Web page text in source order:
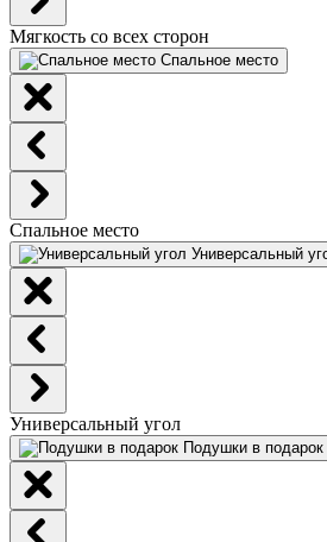
Мягкость со всех сторон
Спальное место
Спальное место
Универсальный
Универсальный угол
Подушки в подарок